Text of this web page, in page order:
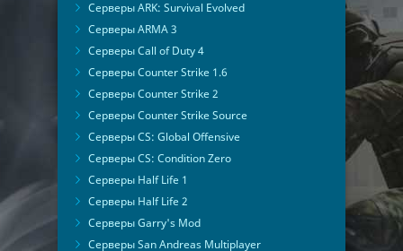
Серверы ARK: Survival Evolved
Серверы ARMA 3
Серверы Call of Duty 4
Серверы Counter Strike 1.6
Серверы Counter Strike 2
Серверы Counter Strike Source
Серверы CS: Global Offensive
Серверы CS: Condition Zero
Серверы Half Life 1
Серверы Half Life 2
Серверы Garry's Mod
Серверы San Andreas Multiplayer